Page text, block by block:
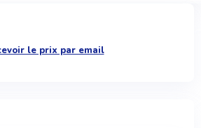
le prix par email